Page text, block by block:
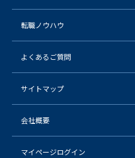
転職ノウハウ
よくあるご質問
サイトマップ
会社概要
マイページログイン